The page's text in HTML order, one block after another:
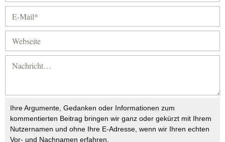
Ihre Argumente, Gedanken oder Informationen zum
kommentierten Beitrag bringen wir ganz oder gekürzt mit Ihrem
Nutzernamen und ohne Ihre E-Adresse, wenn wir Ihren echten
Vor- und Nachnamen erfahren.